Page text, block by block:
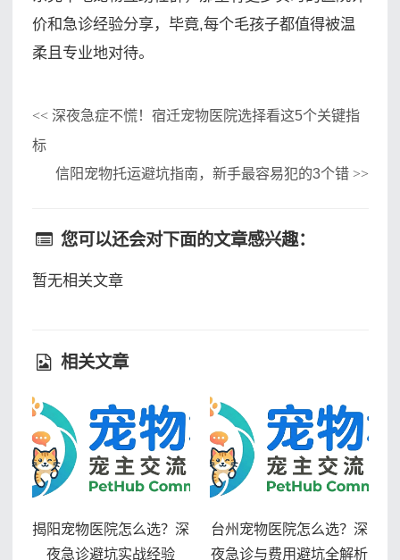
价和急诊经验分享，毕竟,每个毛孩子都值得被温
柔且专业地对待。
<<深夜急症不慌！宿迁宠物医院选择看这5个关键指
标
信阳宠物托运避坑指南，新手最容易犯的3个错 >>
您可以还会对下面的文章感兴趣：
暂无相关文章
相关文章
揭阳宠物医院怎么选？深
夜急诊避坑实战经验
台州宠物医院怎么选？深
夜急诊与费用避坑全解析